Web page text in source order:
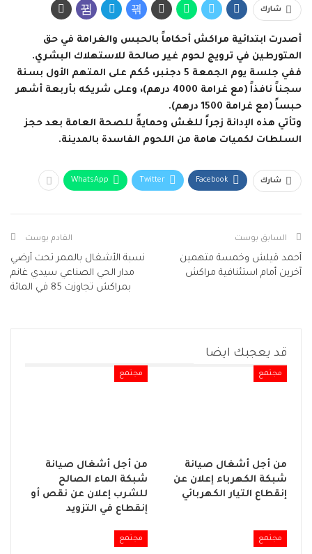
شارك
أصدرت ابتدائية مراكش أحكاماً بالحبس والغرامة في حق
المتورطين في ترويج لحوم غير صالحة للاستهلاك البشري.
ففي جلسة يوم الجمعة 5 دجنبر، حُكم على المتهم الأول بسنة
سجناً نافذاً (مع غرامة 4000 درهم)، وعلى شريكه بأربعة أشهر
حبساً (مع غرامة 1500 درهم).
وتأتي هذه الإدانة زجراً للغش وحمايةً للصحة العامة بعد حجز
السلطات لكميات هامة من اللحوم الفاسدة بالمدينة.
شارك Facebook
Twitter
WhatsApp
السابق بوست
أحمد قيلش وخمسة متهمين
آخرين أمام استئنافية مراكش
القادم بوست
نسبة الأشغال بالممر تحت أرضي
مدار الحي الصناعي سيدي غانم
بمراكش تجاوزت 85 في المائة
قد يعجبك ايضا
مجتمع
من أجل أشغال صيانة
شبكة الكهرباء إعلان عن
إنقطاع التيار الكهربائي
مجتمع
من أجل أشغال صيانة
شبكة الماء الصالح
للشرب إعلان عن نقص أو
إنقطاع في التزويد
مجتمع مجتمع